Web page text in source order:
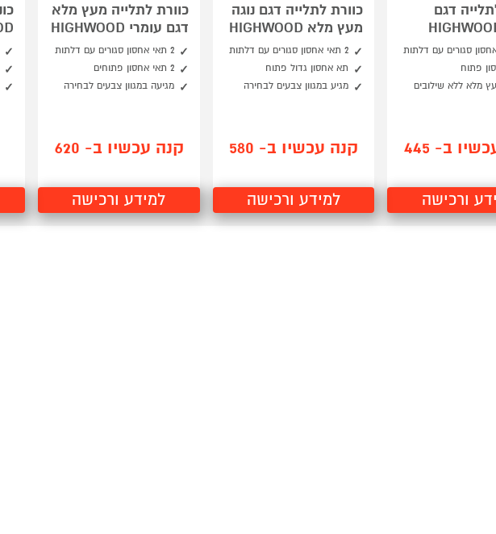
דגם
פתוח
מלא ללא שילובים
ב- 445
ורכישה
כוורת לתלייה דגם נוגה
מעץ מלא HIGHWOOD
2 תאי אחסון סגורים עם דלתות
תא אחסון גדול פתוח
מגיע במגוון צבעים לבחירה
קנה עכשיו ב- 580
למידע ורכישה
כוורת לתלייה מעץ מלא
דגם עומרי HIGHWOOD
2 תאי אחסון סגורים עם דלתות
2 תאי אחסון פתוחים
מגיעה במגוון צבעים לבחירה
קנה עכשיו ב- 620
למידע ורכישה